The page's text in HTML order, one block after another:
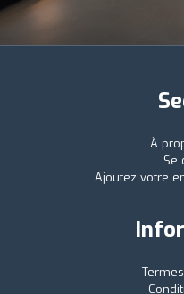
À
Se
Ajoutez votre